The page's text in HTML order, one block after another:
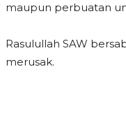
maupun perbuatan
Rasulullah SAW
merusak.